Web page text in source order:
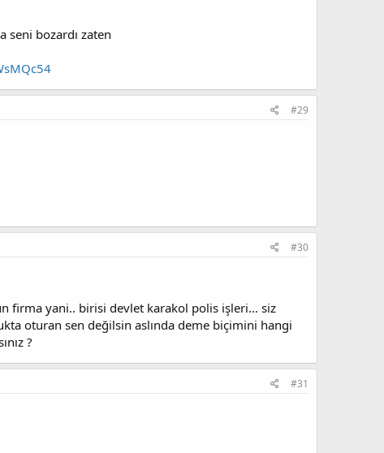
seni bozardı zaten
#29
#30
firma yani.. birisi devlet karakol polis işleri... siz
oturan sen değilsin aslında deme biçimini hangi
?
#31